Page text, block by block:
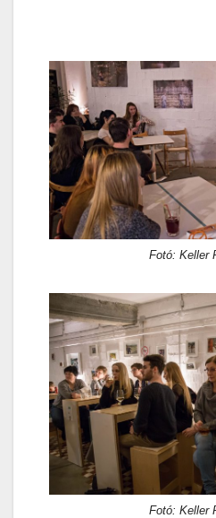
Fotó: Keller
Fotó: Keller